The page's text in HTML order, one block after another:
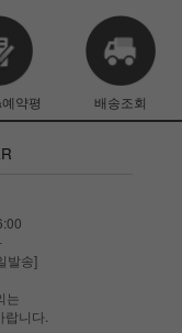
약평 배송조회
발송]
는
니다.